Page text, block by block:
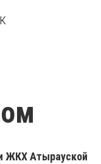
и ЖКХ Атырауской